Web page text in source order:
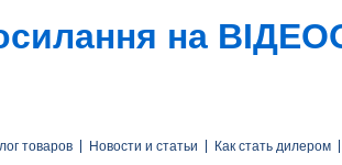
на
товаров Новости и статьи Как стать дилером